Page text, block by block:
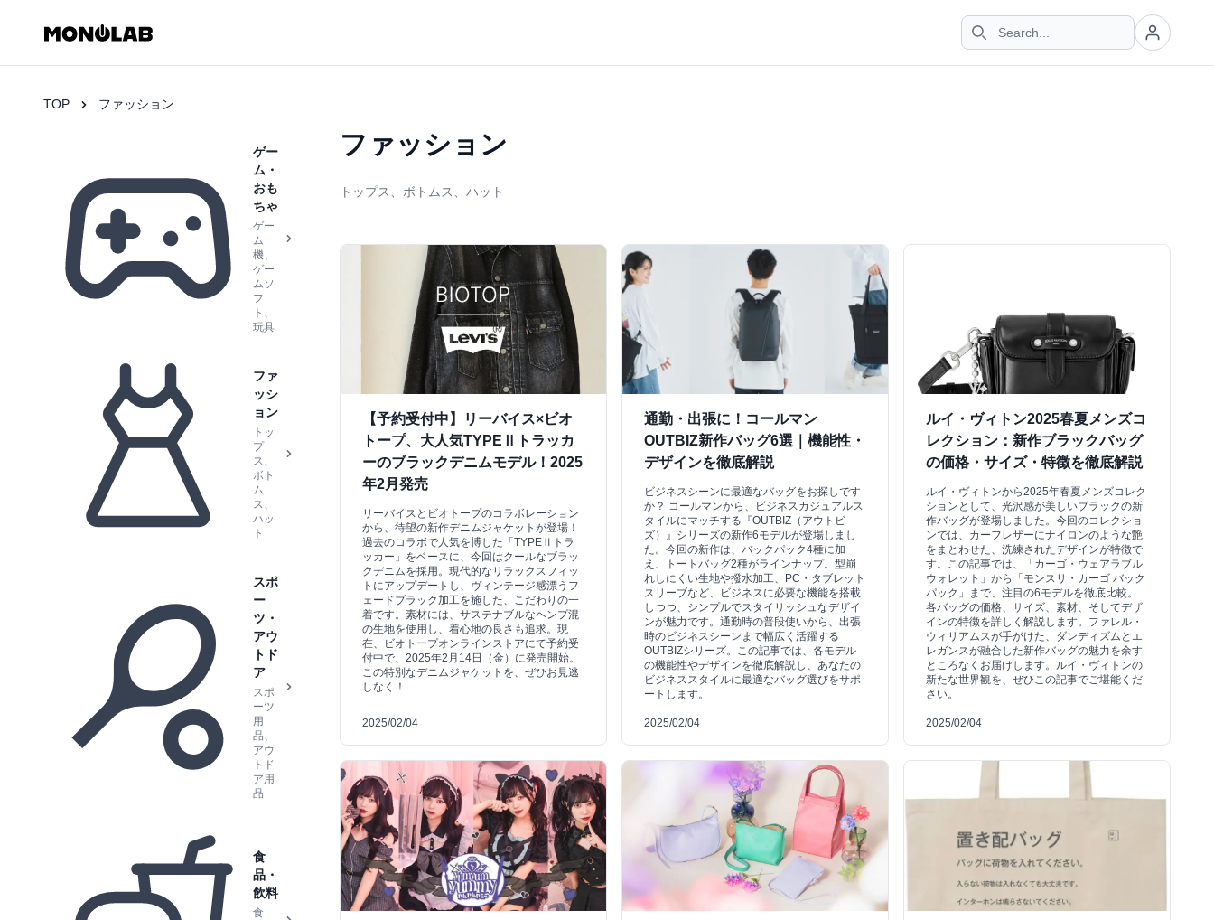
TOP ファッション
ゲー
ム・
おも
ちゃ
ゲー
ム
機、
ゲー
ムソ
フ
ト、
玩具
ファ
ッシ
ョン
トッ
プ
ス、
ボト
ム
ス、
ハッ
ト
スポ
ー
ツ・
アウ
トド
ア
スポ
ーツ
用
品、
アウ
トド
ア用
品
食
品・
飲料
食
ファッション
トップス、ボトムス、ハット
【予約受付中】リーバイス×ビオ
トープ、大人気TYPEⅡトラッカ
ーのブラックデニムモデル！2025
年2月発売
リーバイスとビオトープのコラボレーション
から、待望の新作デニムジャケットが登場！
過去のコラボで人気を博した「TYPEⅡトラ
ッカー」をベースに、今回はクールなブラッ
クデニムを採用。現代的なリラックスフィッ
トにアップデートし、ヴィンテージ感漂うフ
ェードブラック加工を施した、こだわりの一
着です。素材には、サステナブルなヘンプ混
の生地を使用し、着心地の良さも追求。現
在、ビオトープオンラインストアにて予約受
付中で、2025年2月14日（金）に発売開始。
この特別なデニムジャケットを、ぜひお見逃
しなく！
2025/02/04
通勤・出張に！コールマン
OUTBIZ新作バッグ6選｜機能性・
デザインを徹底解説
ビジネスシーンに最適なバッグをお探しです
か？ コールマンから、ビジネスカジュアルス
タイルにマッチする『OUTBIZ（アウトビ
ズ）』シリーズの新作6モデルが登場しまし
た。今回の新作は、バックパック4種に加
え、トートバッグ2種がラインナップ。型崩
れしにくい生地や撥水加工、PC・タブレット
スリーブなど、ビジネスに必要な機能を搭載
しつつ、シンプルでスタイリッシュなデザイ
ンが魅力です。通勤時の普段使いから、出張
時のビジネスシーンまで幅広く活躍する
OUTBIZシリーズ。この記事では、各モデル
の機能性やデザインを徹底解説し、あなたの
ビジネススタイルに最適なバッグ選びをサポ
ートします。
2025/02/04
ルイ・ヴィトン2025春夏メンズコ
レクション：新作ブラックバッグ
の価格・サイズ・特徴を徹底解説
ルイ・ヴィトンから2025年春夏メンズコレク
ションとして、光沢感が美しいブラックの新
作バッグが登場しました。今回のコレクショ
ンでは、カーフレザーにナイロンのような艶
をまとわせた、洗練されたデザインが特徴で
す。この記事では、「カーゴ・ウェアラブル
ウォレット」から「モンスリ・カーゴ バック
パック」まで、注目の6モデルを徹底比較。
各バッグの価格、サイズ、素材、そしてデザ
インの特徴を詳しく解説します。ファレル・
ウィリアムスが手がけた、ダンディズムとエ
レガンスが融合した新作バッグの魅力を余す
ところなくお届けします。ルイ・ヴィトンの
新たな世界観を、ぜひこの記事でご堪能くだ
さい。
2025/02/04